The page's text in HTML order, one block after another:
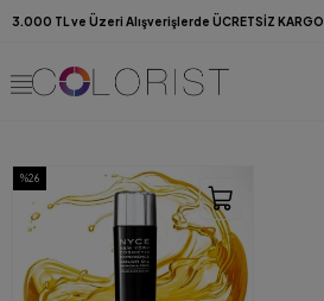
3.000 TL ve Üzeri Alışverişlerde ÜCRETSİZ KARGO
%26